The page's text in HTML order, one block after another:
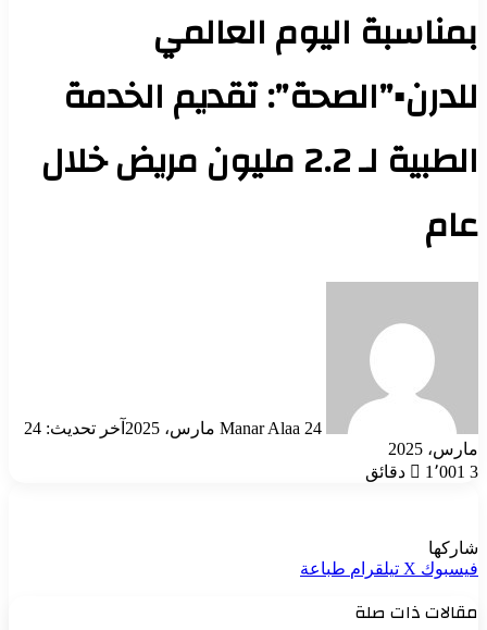
بمناسبة اليوم العالمي
للدرن▪︎”الصحة”: تقديم الخدمة
الطبية لـ 2.2 مليون مريض خلال
عام
Manar Alaa 24 مارس، 2025
آخر تحديث: 24
مارس، 2025
1٬001 3 دقائق
شاركها
فيسبوك ‫X تيلقرام طباعة
مقالات ذات صلة